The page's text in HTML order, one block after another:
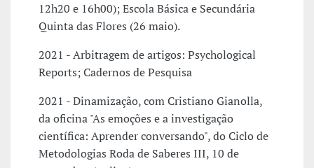
12h20 e 16h00); Escola Básica e Secundária
Quinta das Flores (26 maio).
2021 - Arbitragem de artigos: Psychological
Reports; Cadernos de Pesquisa
2021 - Dinamização, com Cristiano Gianolla,
da oficina "As emoções e a investigação
científica: Aprender conversando", do Ciclo de
Metodologias Roda de Saberes III, 10 de